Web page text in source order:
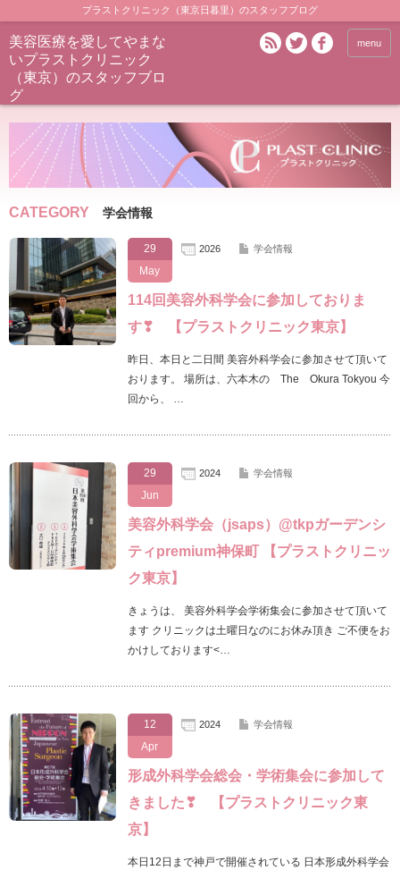
プラストクリニック（東京日暮里）のスタッフブログ
美容医療を愛してやまな
いプラストクリニック
（東京）のスタッフブロ
グ
menu
CATEGORY 学会情報
29
May
2026 学会情報
114回美容外科学会に参加しておりま
す❣ 【プラストクリニック東京】
昨日、本日と二日間 美容外科学会に参加させて頂いて
おります。 場所は、六本木の The Okura Tokyou 今
回から、 …
29
Jun
2024 学会情報
美容外科学会（jsaps）@tkpガーデンシ
ティpremium神保町 【プラストクリニッ
ク東京】
きょうは、 美容外科学会学術集会に参加させて頂いて
ます クリニックは土曜日なのにお休み頂き ご不便をお
かけしております<…
12
Apr
2024 学会情報
形成外科学会総会・学術集会に参加して
きました❣ 【プラストクリニック東
京】
本日12日まで神戸で開催されている 日本形成外科学会